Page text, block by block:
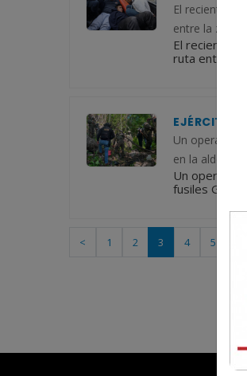
El reciente
entre la zona
El reciente
ruta entre la
EJÉRCITO
Un operativo
en la aldea
Un
fusiles Galil
< 1 2 3 4 5